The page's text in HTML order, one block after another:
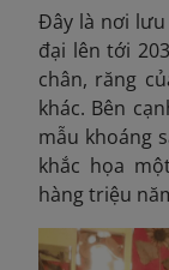
Đây là nơi
đại lên tới
chân, răng
khác. Bên
mẫu khoáng
khắc họa
hàng triệu